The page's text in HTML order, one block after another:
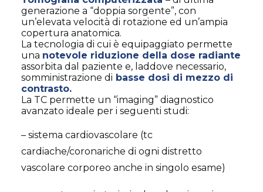
generazione a “doppia sorgente”, con
un’elevata velocità di rotazione ed un’ampia
copertura anatomica.
La tecnologia di cui è equipaggiato permette
una notevole riduzione della dose radiante
assorbita dal paziente e, laddove necessario,
somministrazione di basse dosi di mezzo di
contrasto.
La TC permette un “imaging” diagnostico
avanzato ideale per i seguenti studi:
– sistema cardiovascolare (tc
cardiache/coronariche di ogni distretto
vascolare corporeo anche in singolo esame)